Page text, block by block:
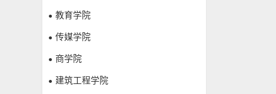
● 教育学院
● 传媒学院
● 商学院
● 建筑工程学院